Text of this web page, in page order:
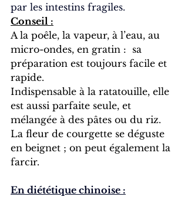
par les intestins fragiles.
Conseil :
A la poêle, la vapeur, à l’eau, au
micro-ondes, en gratin :  sa
préparation est toujours facile et
rapide.
Indispensable à la ratatouille, elle
est aussi parfaite seule, et
mélangée à des pâtes ou du riz.
La fleur de courgette se déguste
en beignet ; on peut également la
farcir.
En diététique chinoise :